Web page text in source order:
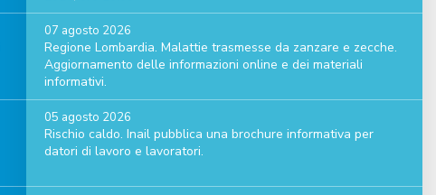
07 agosto 2026
Regione Lombardia. Malattie trasmesse da zanzare e zecche.
Aggiornamento delle informazioni online e dei materiali
informativi.
05 agosto 2026
Rischio caldo. Inail pubblica una brochure informativa per
datori di lavoro e lavoratori.